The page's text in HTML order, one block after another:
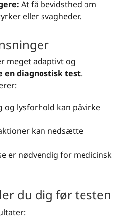
At få bevidsthed om
eller svagheder.
meget adaptivt og
en diagnostisk test.
og lysforhold kan påvirke
kan nedsætte
er nødvendig for medicinsk
du dig før testen